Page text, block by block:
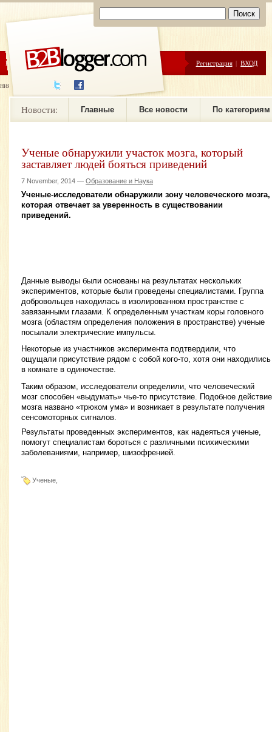
ЦЕНЫ ПОМОЩЬ Регистрация | ВХОД
новостей
Новости: Главные Все новости По категориям
Ученые обнаружили участок мозга, который
заставляет людей бояться приведений
7 November, 2014 — Образование и Наука
Ученые-исследователи обнаружили зону человеческого мозга,
которая отвечает за уверенность в существовании
приведений.
Данные выводы были основаны на результатах нескольких
экспериментов, которые были проведены специалистами. Группа
добровольцев находилась в изолированном пространстве с
завязанными глазами. К определенным участкам коры головного
мозга (областям определения положения в пространстве) ученые
посылали электрические импульсы.
Некоторые из участников эксперимента подтвердили, что
ощущали присутствие рядом с собой кого-то, хотя они находились
в комнате в одиночестве.
Таким образом, исследователи определили, что человеческий
мозг способен «выдумать» чье-то присутствие. Подобное действие
мозга названо «трюком ума» и возникает в результате получения
сенсомоторных сигналов.
Результаты проведенных экспериментов, как надеяться ученые,
помогут специалистам бороться с различными психическими
заболеваниями, например, шизофренией.
Ученые,